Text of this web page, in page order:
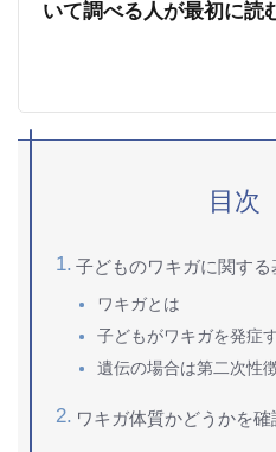
いて調べる人が最初に読
目次
子どものワキガに関する
ワキガとは
子どもがワキガを発症
遺伝の場合は第二次性
ワキガ体質かどうかを